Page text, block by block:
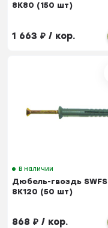
8K80 (150 шт)
1 663₽ / кор.
В наличии
Дюбель-гвоздь SWFS
8K120 (50 шт)
868₽ / кор.